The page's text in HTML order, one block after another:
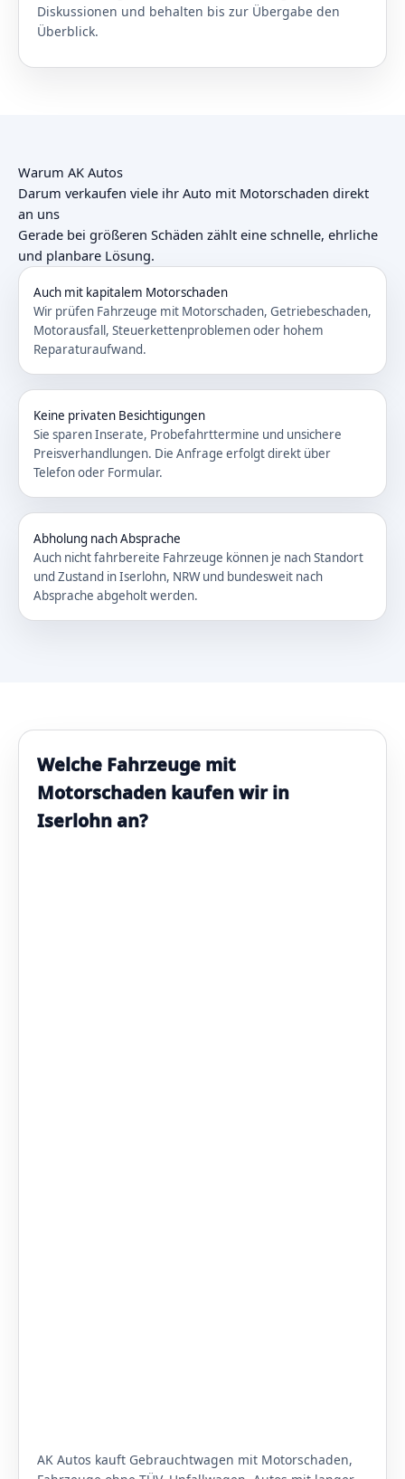
Diskussionen und behalten bis zur Übergabe den
Überblick.
Warum AK Autos
Darum verkaufen viele ihr Auto mit Motorschaden direkt
an uns
Gerade bei größeren Schäden zählt eine schnelle, ehrliche
und planbare Lösung.
Auch mit kapitalem Motorschaden
Wir prüfen Fahrzeuge mit Motorschaden, Getriebeschaden,
Motorausfall, Steuerkettenproblemen oder hohem
Reparaturaufwand.
Keine privaten Besichtigungen
Sie sparen Inserate, Probefahrttermine und unsichere
Preisverhandlungen. Die Anfrage erfolgt direkt über
Telefon oder Formular.
Abholung nach Absprache
Auch nicht fahrbereite Fahrzeuge können je nach Standort
und Zustand in Iserlohn, NRW und bundesweit nach
Absprache abgeholt werden.
Welche Fahrzeuge mit
Motorschaden kaufen wir in
Iserlohn an?
AK Autos kauft Gebrauchtwagen mit Motorschaden,